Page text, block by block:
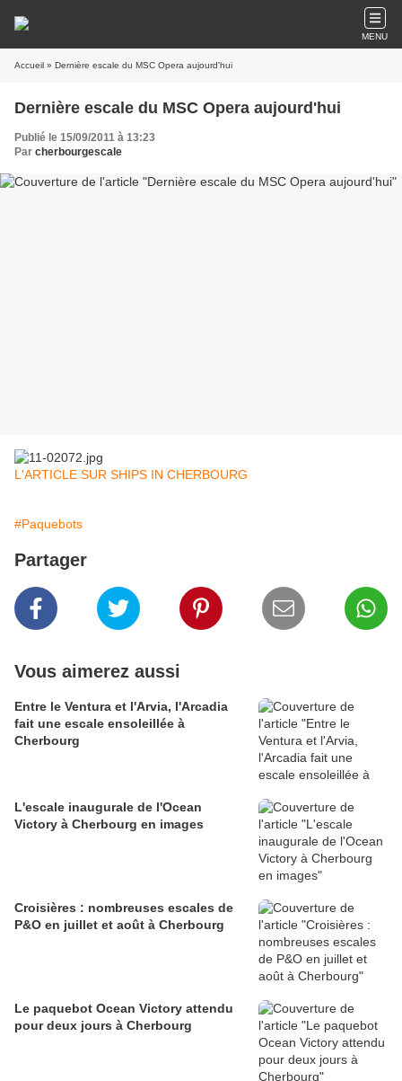
MENU
Accueil » Dernière escale du MSC Opera aujourd'hui
Dernière escale du MSC Opera aujourd'hui
Publié le 15/09/2011 à 13:23
Par cherbourgescale
L'ARTICLE SUR SHIPS IN CHERBOURG
#Paquebots
Partager
Vous aimerez aussi
Entre le Ventura et l'Arvia, l'Arcadia
fait une escale ensoleillée à
Cherbourg
L'escale inaugurale de l'Ocean
Victory à Cherbourg en images
Croisières : nombreuses escales de
P&O en juillet et août à Cherbourg
Le paquebot Ocean Victory attendu
pour deux jours à Cherbourg